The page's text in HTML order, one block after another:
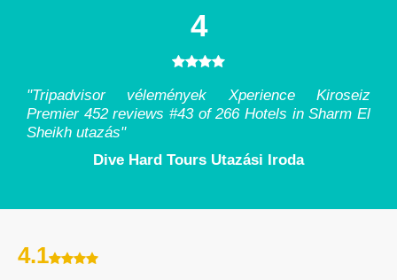
4
"Tripadvisor vélemények Xperience Kiroseiz
Premier 452 reviews #43 of 266 Hotels in Sharm El
Sheikh utazás"
Dive Hard Tours Utazási Iroda
4.1